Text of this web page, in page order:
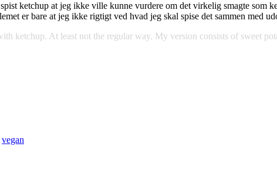
ketchup at jeg ikke ville kunne vurdere om det virkelig smagte som
er bare at jeg ikke rigtigt ved hvad jeg skal spise det sammen med
ketchup. At least not the regular way. My version consists of sweet
vegan